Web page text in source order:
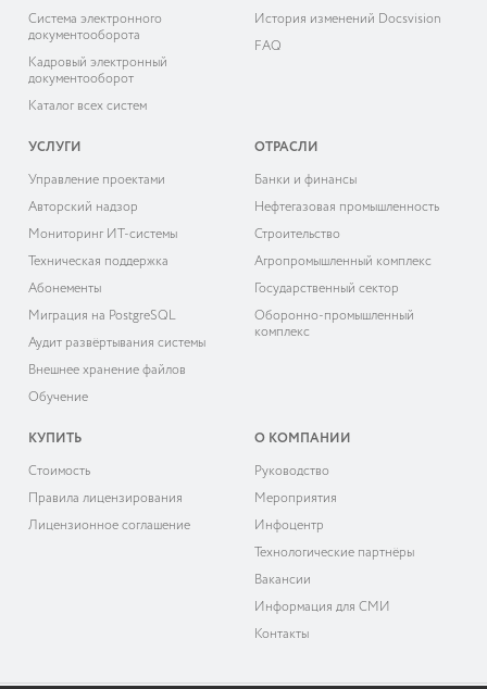
Система электронного
документооборота
Кадровый электронный
документооборот
Каталог всех систем
История изменений Docsvision
FAQ
УСЛУГИ
Управление проектами
Авторский надзор
Мониторинг ИТ-системы
Техническая поддержка
Абонементы
Миграция на PostgreSQL
Аудит развёртывания системы
Внешнее хранение файлов
Обучение
ОТРАСЛИ
Банки и финансы
Нефтегазовая промышленность
Строительство
Агропромышленный комплекс
Государственный сектор
Оборонно-промышленный
комплекс
КУПИТЬ
Cтоимость
Правила лицензирования
Лицензионное соглашение
О КОМПАНИИ
Руководство
Мероприятия
Инфоцентр
Технологические партнёры
Вакансии
Информация для СМИ
Контакты